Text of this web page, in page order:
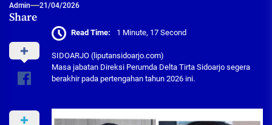
Admin 21/04/2026
Share
Read Time: 1 Minute, 17 Second
SIDOARJO (liputansidoarjo.com)
Masa jabatan Direksi Perumda Delta Tirta Sidoarjo segera
berakhir pada pertengahan tahun 2026 ini.